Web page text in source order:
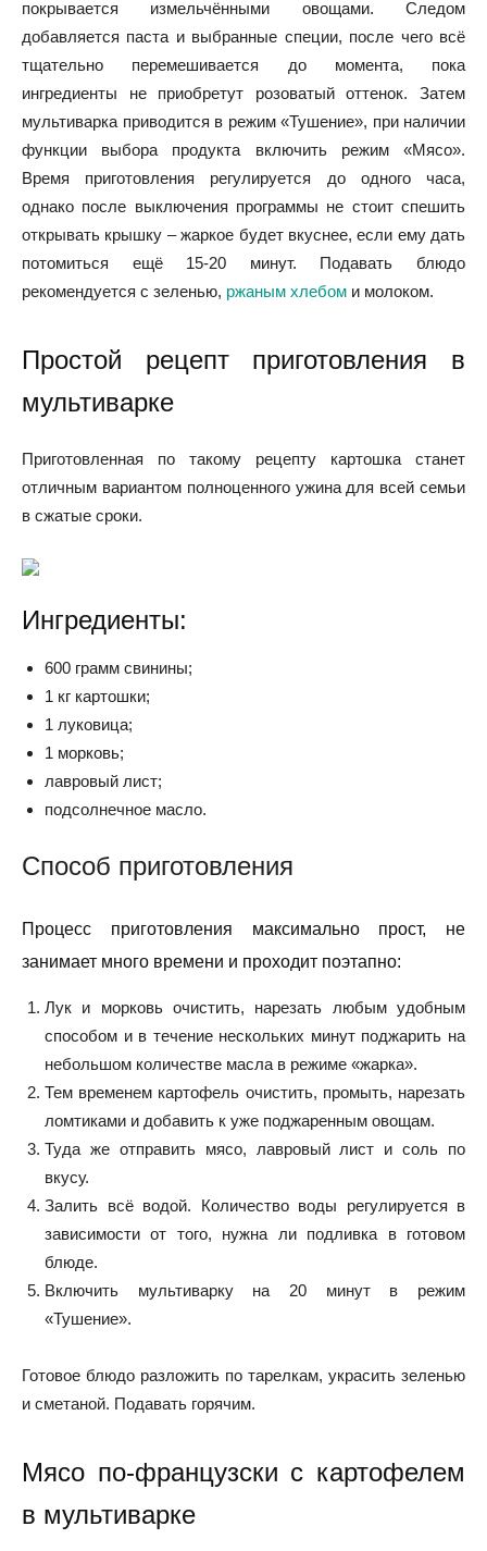
покрывается измельчёнными овощами. Следом
добавляется паста и выбранные специи, после чего всё
тщательно перемешивается до момента, пока
ингредиенты не приобретут розоватый оттенок. Затем
мультиварка приводится в режим «Тушение», при наличии
функции выбора продукта включить режим «Мясо».
Время приготовления регулируется до одного часа,
однако после выключения программы не стоит спешить
открывать крышку – жаркое будет вкуснее, если ему дать
потомиться ещё 15-20 минут. Подавать блюдо
рекомендуется с зеленью, ржаным хлебом и молоком.
Простой рецепт приготовления в
мультиварке
Приготовленная по такому рецепту картошка станет
отличным вариантом полноценного ужина для всей семьи
в сжатые сроки.
Ингредиенты:
600 грамм свинины;
1 кг картошки;
1 луковица;
1 морковь;
лавровый лист;
подсолнечное масло.
Способ приготовления
Процесс приготовления максимально прост, не
занимает много времени и проходит поэтапно:
Лук и морковь очистить, нарезать любым удобным
способом и в течение нескольких минут поджарить на
небольшом количестве масла в режиме «жарка».
Тем временем картофель очистить, промыть, нарезать
ломтиками и добавить к уже поджаренным овощам.
Туда же отправить мясо, лавровый лист и соль по
вкусу.
Залить всё водой. Количество воды регулируется в
зависимости от того, нужна ли подливка в готовом
блюде.
Включить мультиварку на 20 минут в режим
«Тушение».
Готовое блюдо разложить по тарелкам, украсить зеленью
и сметаной. Подавать горячим.
Мясо по-французски с картофелем
в мультиварке